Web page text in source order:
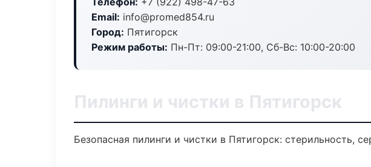
Email: info@promed854.ru
Город: Пятигорск
Режим работы: Пн-Пт: 09:00-21:00, Сб-Вс: 10:00-20:00
Пилинги и чистки в Пятигорск
Безопасная пилинги и чистки в Пятигорск: стерильность,